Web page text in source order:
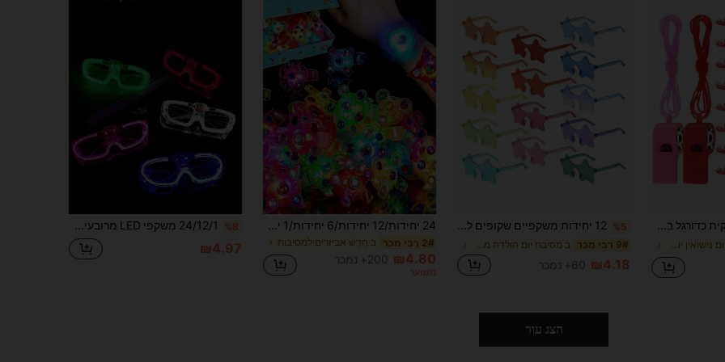
24 יחידות משרוקית כדורגל בצבע אקראי, אביזרי עידוד ומשרוקית לשופט, משרוקית למסיבה בדוגמת כדורגל, נושא מסיבת כדורגל, סט מסיבת ספורט משרוקית לאירועי ספורט כדורגל, למסיבות או משחקי כדורגל, מסיבת ספורט, מסיבת יום הולדת, כמתנה, מתנות למסיבה, מתנה, ציוד למסיבה %5 12 יחידות משקפיים שקופים ללא מסגרת בצורת כוכב, מתנות למסיבה ללא מסגרת, משקפיים ללא מסגרת, משקפיים אופנתיים בצורת לב, משקפיים אופנתיים בצורת לב, משקפיים ללא מסגרת בצורת פנטגרם, סגנונות מגוונים
9# רבי מכר
₪4.18 60+ נמכר
24 יחידות/12 יחידות/6 יחידות/1 יחידה - צמיד זוהר, צמיד LED מסתובב זוהר, רצועה זוהרת מהבהבת לקישוט פרק היד, ציוד למסיבת זוהר, מתנה ליום הולדת, מילוי לשקיות מתנה, לשימוש מבוגרים בלבד, מסיבת ניאון
2# רבי מכר ב חָדָשׁ אביזרים למסיבות
₪4.80 200+ נמכר
משוער
%8 24/12/1 משקפי LED מרובעים למסיבות בצבעים מגוונים, עם תריס כפול, משקפיים זוהרים ומשקפיים עם אור מהבהב אלחוטי. אלו פריטים המתאימים לשימוש בסביבות חשוכות. מתאים למסיבות, מסיבות חגים, מסיבות משפחתיות, ימי הולדת, הופעות, פסטיבלים, מועדוני לילה, ציוד תאורה למסיבות, מתנות יום הולדת, מסיבות יום הולדת, מסיבות ניאון, אביזרים לאווירת צילום. ציוד מסיבות זוהר,
₪4.97
הצג עור